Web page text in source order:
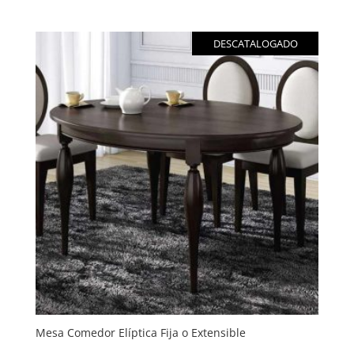
DESCATALOGADO
Mesa Comedor Elíptica Fija o Extensible